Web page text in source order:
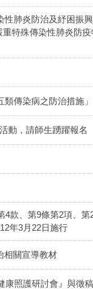
性肺炎防治及紓困振
特殊傳染性肺炎防疫
傳染病之防治措施」
動，請師生踴躍報名
4款、第9條第2項、第
年3月22日施行
相關宣導教材
康照護研討會』與徵